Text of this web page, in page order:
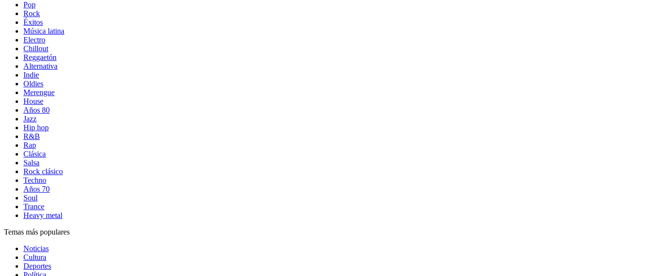
Pop
Rock
Éxitos
Música latina
Electro
Chillout
Reggaetón
Alternativa
Indie
Oldies
Merengue
House
Años 80
Jazz
Hip hop
R&B
Rap
Clásica
Salsa
Rock clásico
Techno
Años 70
Soul
Trance
Heavy metal
Temas más populares
Noticias
Cultura
Deportes